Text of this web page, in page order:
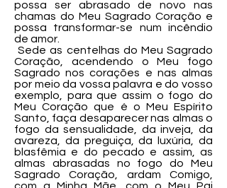
possa ser abrasado de novo nas
chamas do Meu Sagrado Coração e
possa transformar-se num incêndio
de amor.
Sede as centelhas do Meu Sagrado
Coração, acendendo o Meu fogo
Sagrado nos corações e nas almas
por meio da vossa palavra e do vosso
exemplo, para que assim o fogo do
Meu Coração que é o Meu Espírito
Santo, faça desaparecer nas almas o
fogo da sensualidade, da inveja, da
avareza, da preguiça, da luxúria, da
blasfêmia e do pecado e assim, as
almas abrasadas no fogo do Meu
Sagrado Coração, ardam Comigo,